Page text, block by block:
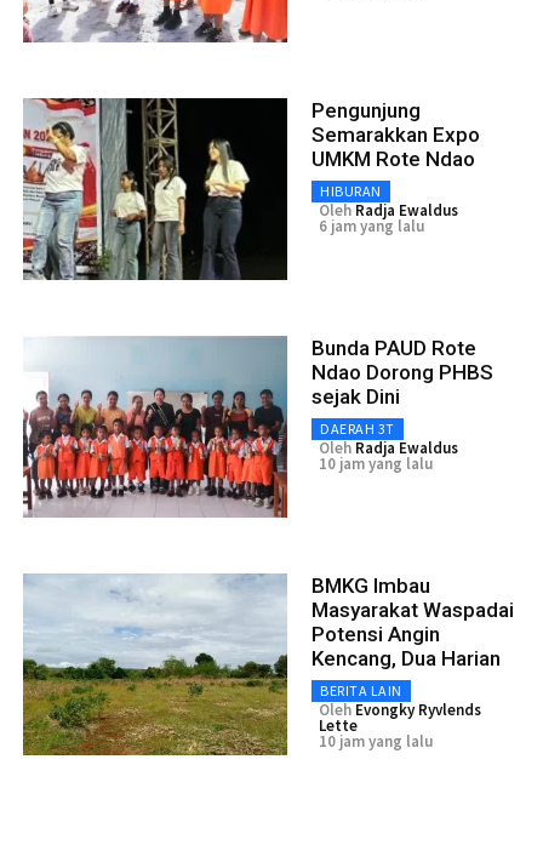
Pengunjung
Semarakkan Expo
UMKM Rote Ndao
HIBURAN
Oleh Radja Ewaldus
6 jam yang lalu
Bunda PAUD Rote
Ndao Dorong PHBS
sejak Dini
DAERAH 3T
Oleh Radja Ewaldus
10 jam yang lalu
BMKG Imbau
Masyarakat Waspadai
Potensi Angin
Kencang, Dua Harian
BERITA LAIN
Oleh Evongky Ryvlends
Lette
10 jam yang lalu